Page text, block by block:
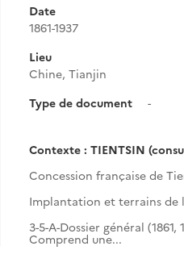
Date
1861-1937
Lieu
Chine, Tianjin
Type de document
-
Contexte : TIENTSIN
Concession française de
Implantation et terrains de
3-5-A-Dossier général (1861,
Comprend une...